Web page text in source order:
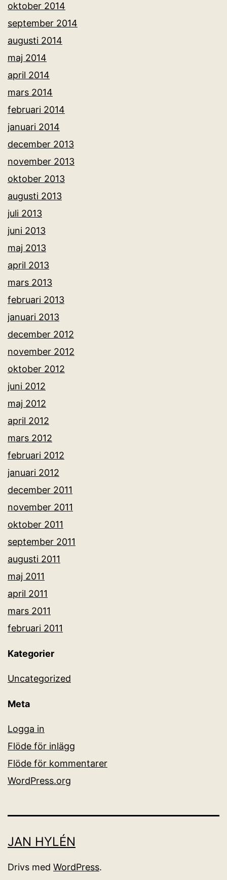
oktober 2014
september 2014
augusti 2014
maj 2014
april 2014
mars 2014
februari 2014
januari 2014
december 2013
november 2013
oktober 2013
augusti 2013
juli 2013
juni 2013
maj 2013
april 2013
mars 2013
februari 2013
januari 2013
december 2012
november 2012
oktober 2012
juni 2012
maj 2012
april 2012
mars 2012
februari 2012
januari 2012
december 2011
november 2011
oktober 2011
september 2011
augusti 2011
maj 2011
april 2011
mars 2011
februari 2011
Kategorier
Uncategorized
Meta
Logga in
Flöde för inlägg
Flöde för kommentarer
WordPress.org
JAN HYLÉN
Drivs med WordPress.